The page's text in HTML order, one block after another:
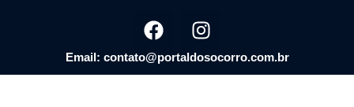
Email: contato@portaldosocorro.com.br